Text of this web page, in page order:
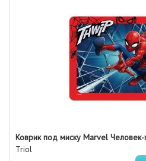
Коврик под миску Marvel Человек-
Triol